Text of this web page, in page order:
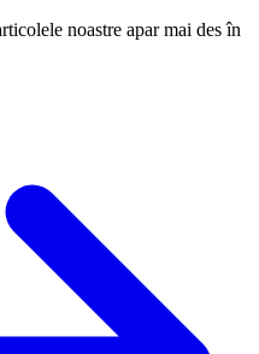
noastre apar mai des în